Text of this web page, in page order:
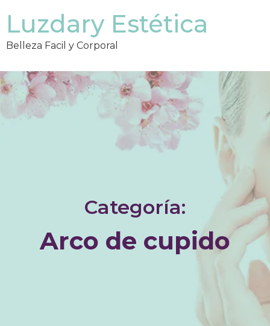
Luzdary Estética
Belleza Facil y Corporal
Categoría:
Arco de cupido